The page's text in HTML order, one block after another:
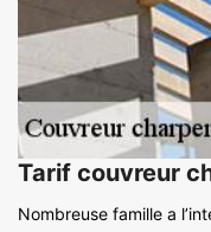
Tarif couvreur
Nombreuse famille a